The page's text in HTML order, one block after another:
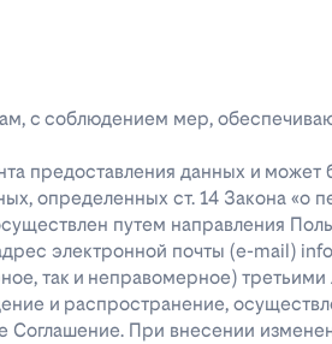
с соблюдением мер,
предоставления данных и может
определенных ст. 14 Закона «о
путем направления
электронной почты (e-mail)
так и неправомерное)
и распространение,
При внесении